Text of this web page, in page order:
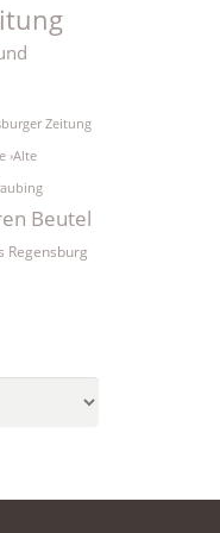
Zeitung
›Alte
Beutel
Regensburg